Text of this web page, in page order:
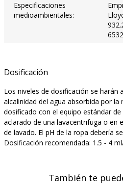
Especificaciones
medioambientales:
Dosificación
Los niveles de dosificación se harán
alcalinidad del agua absorbida por la
dosificado con el equipo estándar
aclarado de una lavacentrifuga o en
de lavado. El pH de la ropa debería
Dosificación recomendada: 1.5 - 4
También te